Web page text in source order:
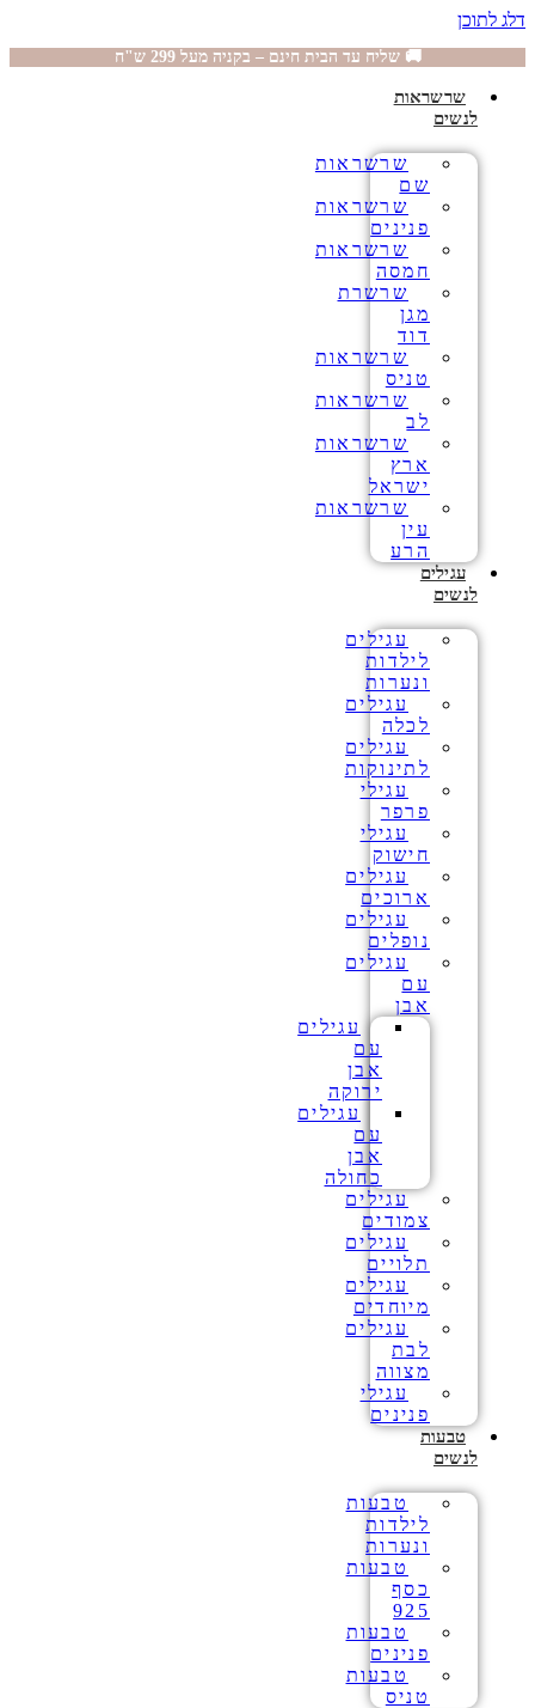
דלג לתוכן
🚚 שליח עד הבית חינם – בקניה מעל 299 ש"ח
שרשראות
לנשים
שרשראות
שם
שרשראות
פנינים
שרשראות
חמסה
שרשרת
מגן
דוד
שרשראות
טניס
שרשראות
לב
שרשראות
ארץ
ישראל
שרשראות
עין
הרע
עגילים
לנשים
עגילים
לילדות
ונערות
עגילים
לכלה
עגילים
לתינוקות
עגילי
פרפר
עגילי
חישוק
עגילים
ארוכים
עגילים
נופלים
עגילים
עם
אבן
עגילים
עם
אבן
ירוקה
עגילים
עם
אבן
כחולה
עגילים
צמודים
עגילים
תלויים
עגילים
מיוחדים
עגילים
לבת
מצווה
עגילי
פנינים
טבעות
לנשים
טבעות
לילדות
ונערות
טבעות
כסף
925
טבעות
פנינים
טבעות
טניס